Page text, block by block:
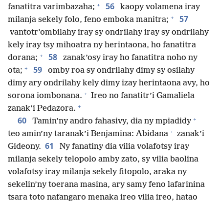
fanatitra varimbazaha; + 56
kaopy volamena iray
milanja sekely folo, feno emboka manitra; + 57
vantotr’ombilahy iray sy ondrilahy iray sy ondrilahy
kely iray tsy mihoatra ny herintaona, ho fanatitra
dorana; + 58
zanak’osy iray ho fanatitra noho ny
ota; + 59
omby roa sy ondrilahy dimy sy osilahy
dimy ary ondrilahy kely dimy izay herintaona avy, ho
sorona iombonana. + Ireo no fanatitr’i Gamaliela
zanak’i Pedazora. +
60 Tamin’ny andro fahasivy, dia ny mpiadidy +
teo amin’ny taranak’i Benjamina: Abidana + zanak’i
Gideony. 61
Ny fanatiny dia vilia volafotsy iray
milanja sekely telopolo amby zato, sy vilia baolina
volafotsy iray milanja sekely fitopolo, araka ny
sekelin’ny toerana masina, ary samy feno lafarinina
tsara toto nafangaro menaka ireo vilia ireo, hatao